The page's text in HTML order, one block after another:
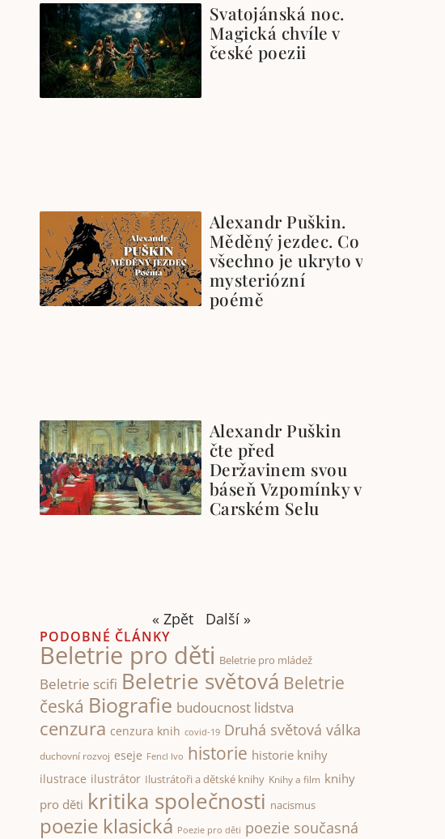
Svatojánská noc.
Magická chvíle v
české poezii
Alexandr Puškin.
Měděný jezdec. Co
všechno je ukryto v
mysteriózní
poémě
Alexandr Puškin
čte před
Deržavinem svou
báseň Vzpomínky v
Carském Selu
« Zpět Další »
PODOBNÉ ČLÁNKY
Beletrie pro děti Beletrie pro mládež
Beletrie scifi Beletrie světová Beletrie
česká Biografie budoucnost lidstva
cenzura cenzura knih covid-19 Druhá světová válka
duchovní rozvoj eseje Fencl Ivo historie historie knihy
ilustrace ilustrátor Ilustrátoři a dětské knihy Knihy a film knihy
pro děti kritika společnosti nacismus
poezie klasická Poezie pro děti poezie současná